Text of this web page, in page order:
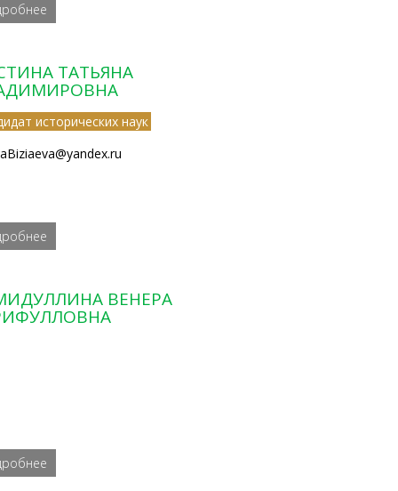
ТАТЬЯНА
исторических наук
ВЕНЕРА